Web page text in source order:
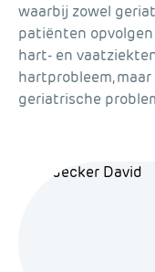
waarbij zowel
patiënten
hart- en
hartprobleem,
geriatrische